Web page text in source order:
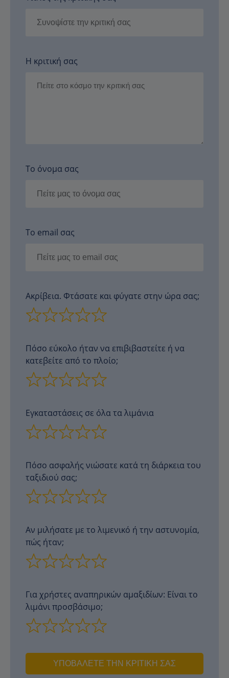
Η κριτική σας
Το όνομα σας
Το email σας
Ακρίβεια. Φτάσατε και φύγατε στην ώρα σας;
Πόσο εύκολο ήταν να επιβιβαστείτε ή να
κατεβείτε από το πλοίο;
Εγκαταστάσεις σε όλα τα λιμάνια
Πόσο ασφαλής νιώσατε κατά τη διάρκεια του
ταξιδιού σας;
Αν μιλήσατε με το λιμενικό ή την αστυνομία,
πώς ήταν;
Για χρήστες αναπηρικών αμαξιδίων: Είναι το
λιμάνι προσβάσιμο;
ΥΠΟΒΆΛΕΤΕ ΤΗΝ ΚΡΙΤΙΚΉ ΣΑΣ